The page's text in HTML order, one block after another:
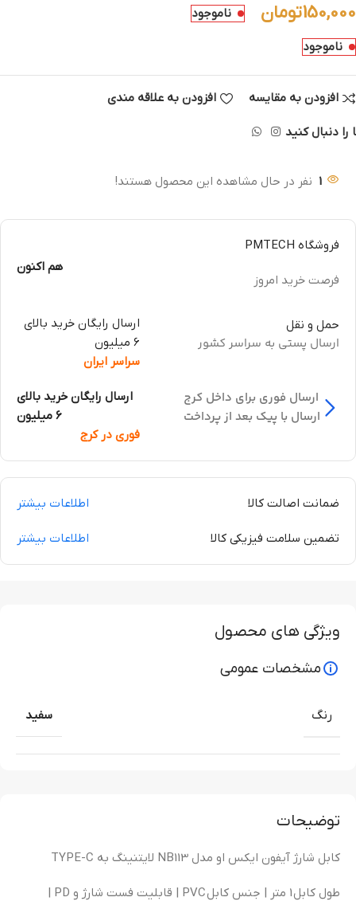
150,000تومان ناموجود
ناموجود
افزودن به مقایسه افزودن به علاقه مندی
را دنبال کنید
1 نفر در حال مشاهده این محصول هستند!
فروشگاه PMTECH
فرصت خرید امروز
هم اکنون
حمل و نقل
ارسال پستی به سراسر کشور
ارسال رایگان خرید بالای
6 میلیون
سراسر ایران
ارسال فوری برای داخل کرج
ارسال با پیک بعد از پرداخت
ارسال رایگان خرید بالای
6 میلیون
فوری در کرج
ضمانت اصالت کالا اطلاعات بیشتر
تضمین سلامت فیزیکی کالا اطلاعات بیشتر
توضیحات
کابل شارژ آیفون ایکس او مدل NB113 لایتنینگ به TYPE-C
طول کابل 1 متر | جنس کابل PVC | قابلیت فست شارژ و PD |
ویژگی های محصول
مشخصات عمومی
رنگ سفید